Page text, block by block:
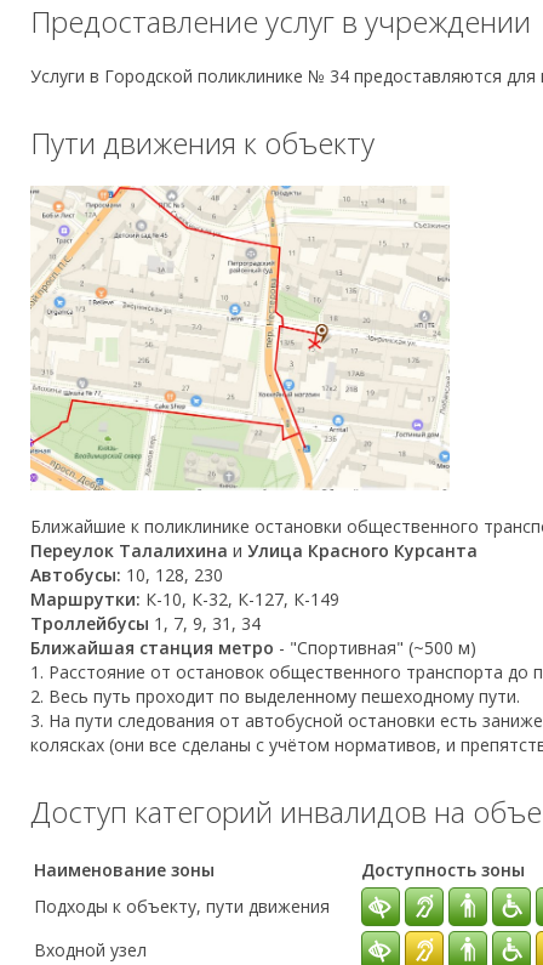
Предоставление услуг в учреждении
Услуги в Городской поликлинике № 34 предоставляются для
Пути движения к объекту
Ближайшие к поликлинике остановки общественного
Переулок Талалихина и Улица Красного Курсанта
Автобусы: 10, 128, 230
Маршрутки: К-10, К-32, К-127, К-149
Троллейбусы 1, 7, 9, 31, 34
Ближайшая станция метро - "Спортивная" (~500 м)
1. Расстояние от остановок общественного транспорта до
2. Весь путь проходит по выделенному пешеходному пути.
3. На пути следования от автобусной остановки есть
колясках (они все сделаны с учётом нормативов, и
Доступ категорий инвалидов на
Наименование зоны
Доступность зоны
Подходы к объекту, пути движения
Входной узел